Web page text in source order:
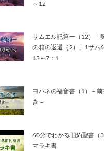
～12
サムエル記第一（12）「
の箱の返還（2）」1サム6
13～7：1
ヨハネの福音書（1）－前
き－
60分でわかる旧約聖書（
マラキ書